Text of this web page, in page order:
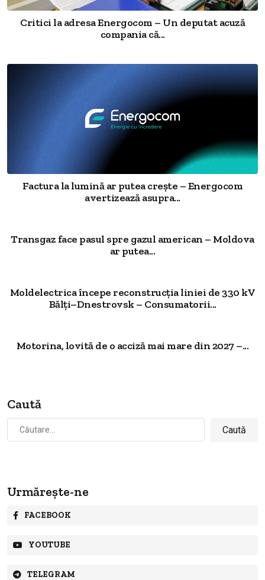
Critici la adresa Energocom – Un deputat acuză
compania că...
Factura la lumină ar putea crește – Energocom
avertizează asupra...
Transgaz face pasul spre gazul american – Moldova
ar putea...
Moldelectrica începe reconstrucția liniei de 330 kV
Bălți–Dnestrovsk – Consumatorii...
Motorina, lovită de o acciză mai mare din 2027 –...
Caută
după:
Urmărește-ne
FACEBOOK
YOUTUBE
TELEGRAM